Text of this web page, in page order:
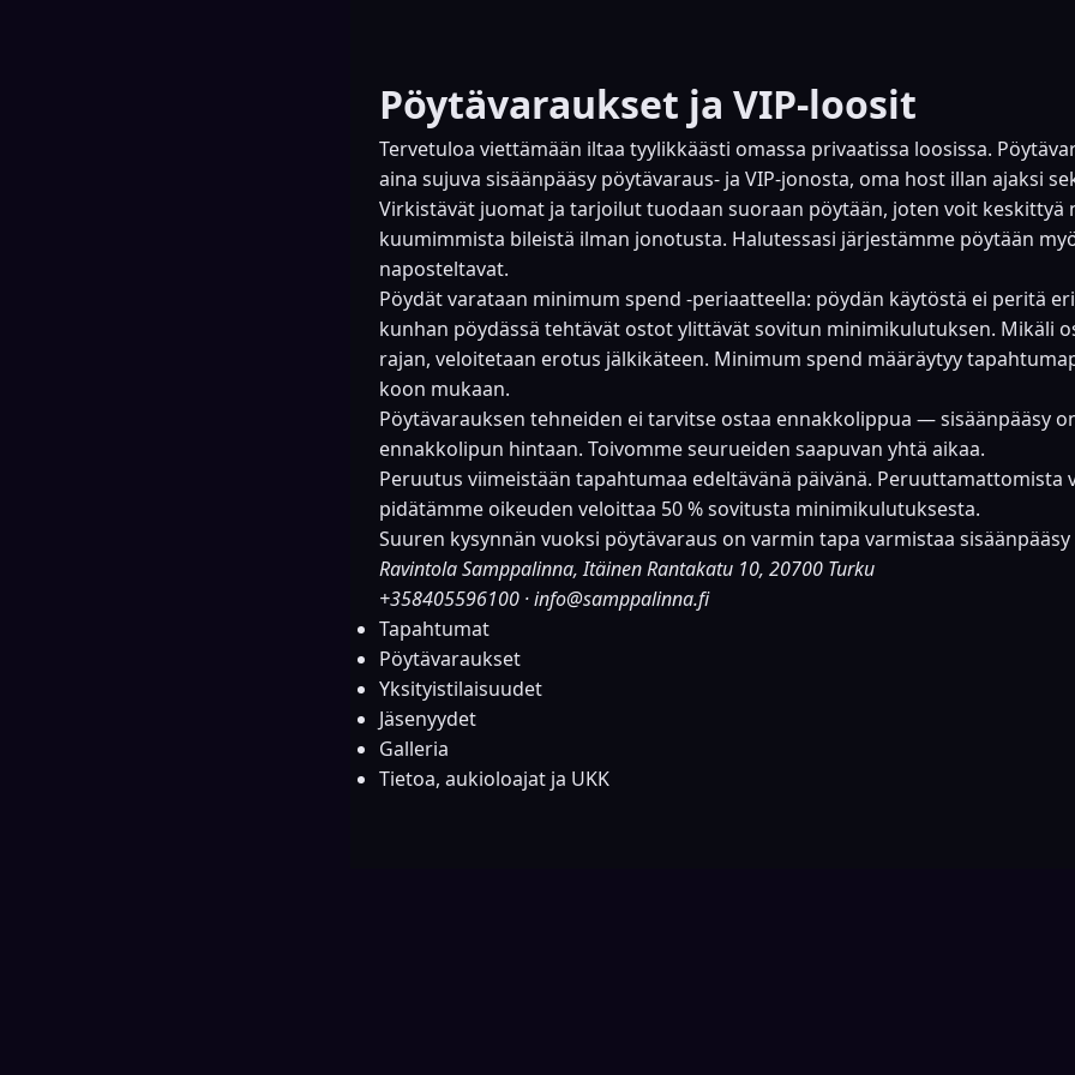
Pöytävaraukset ja VIP-loosit
Tervetuloa viettämään iltaa tyylikkäästi omassa privaatissa loosissa.
aina sujuva sisäänpääsy pöytävaraus- ja VIP-jonosta, oma host illan ajaksi
Virkistävät juomat ja tarjoilut tuodaan suoraan pöytään, joten voit keskittyä
kuumimmista bileistä ilman jonotusta. Halutessasi järjestämme pöytään
naposteltavat.
Pöydät varataan minimum spend -periaatteella: pöydän käytöstä ei peritä
kunhan pöydässä tehtävät ostot ylittävät sovitun minimikulutuksen. Mikäli
rajan, veloitetaan erotus jälkikäteen. Minimum spend määräytyy
koon mukaan.
Pöytävarauksen tehneiden ei tarvitse ostaa ennakkolippua — sisäänpääsy
ennakkolipun hintaan. Toivomme seurueiden saapuvan yhtä aikaa.
Peruutus viimeistään tapahtumaa edeltävänä päivänä. Peruuttamattomista
pidätämme oikeuden veloittaa 50 % sovitusta minimikulutuksesta.
Suuren kysynnän vuoksi pöytävaraus on varmin tapa varmistaa
Ravintola Samppalinna, Itäinen Rantakatu 10, 20700 Turku
+358405596100 ·info@samppalinna.fi
Tapahtumat
Pöytävaraukset
Yksityistilaisuudet
Jäsenyydet
Galleria
Tietoa, aukioloajat ja UKK